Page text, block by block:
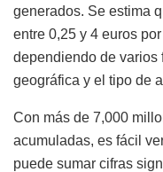
generados. Se estima
entre 0,25 y 4 euros
dependiendo de varios
geográfica y el tipo de
Con más de 7,000
acumuladas, es fácil
puede sumar cifras